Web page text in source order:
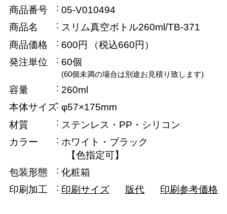
商品番号
05-V010494
商品名
スリム真空ボトル260ml/TB-371
商品価格
600円
（税込660円）
発注単位
60個
(60個未満の場合は別途お見積り致します)
容量
260ml
本体サイズ φ57×175mm
材質
ステンレス・PP・シリコン
カラー
ホワイト・ブラック
【色指定可】
包装形態
化粧箱
印刷加工
印刷サイズ 版代 印刷参考価格